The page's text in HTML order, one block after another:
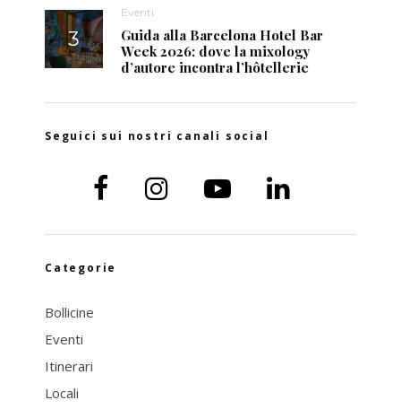
Eventi
Guida alla Barcelona Hotel Bar
Week 2026: dove la mixology
d’autore incontra l’hôtellerie
Seguici sui nostri canali social
Categorie
Bollicine
Eventi
Itinerari
Locali